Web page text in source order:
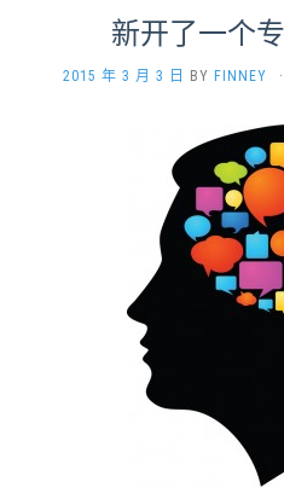
新开了一个
2015 年 3 月 3 日 BY FINNEY ·